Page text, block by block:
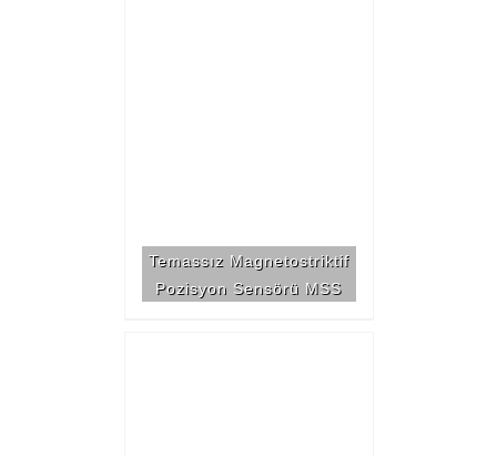
Temassız Magnetostriktif
Pozisyon Sensörü MSS